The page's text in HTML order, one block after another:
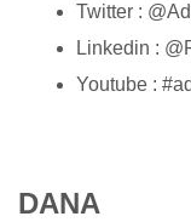
Twitter :
Linkedin :
Youtube :
DANA